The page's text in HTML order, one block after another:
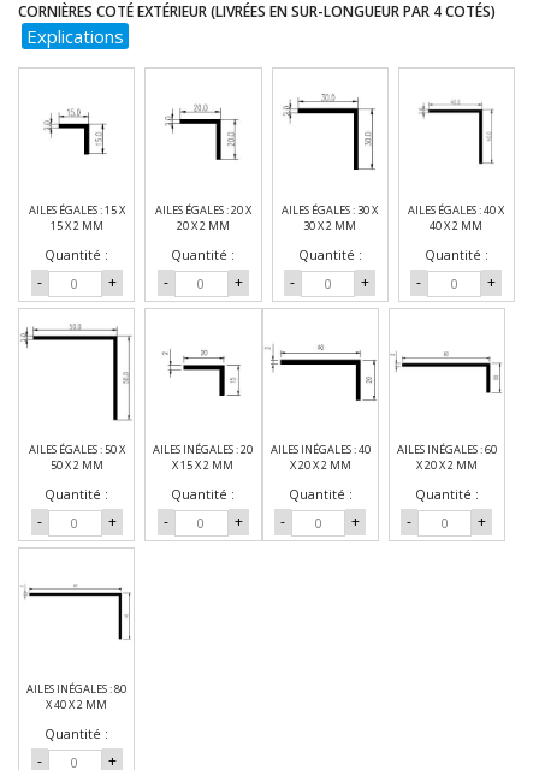
CORNIÈRES COTÉ EXTÉRIEUR (LIVRÉES EN SUR-LONGUEUR PAR 4 COTÉS)
Explications
AILES ÉGALES : 15 X
15 X 2 MM
Quantité :
- +
AILES ÉGALES : 20 X
20 X 2 MM
Quantité :
- +
AILES ÉGALES : 30 X
30 X 2 MM
Quantité :
- +
AILES ÉGALES : 40 X
40 X 2 MM
Quantité :
- +
AILES ÉGALES : 50 X
50 X 2 MM
Quantité :
- +
AILES INÉGALES : 20
X 15 X 2 MM
Quantité :
- +
AILES INÉGALES : 40
X 20 X 2 MM
Quantité :
- +
AILES INÉGALES : 60
X 20 X 2 MM
Quantité :
- +
AILES INÉGALES : 80
X 40 X 2 MM
Quantité :
- +